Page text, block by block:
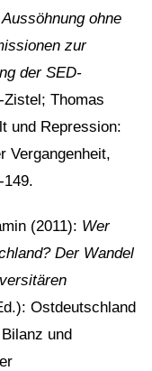
ohne
zur
der SED-
Thomas
und Repression:
Vergangenheit,
149.
(2011): Wer
Der Wandel
Ostdeutschland
und